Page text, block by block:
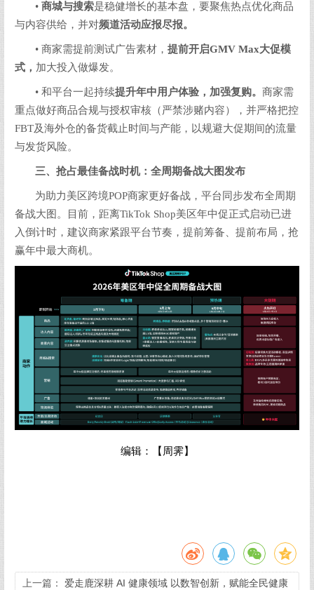
•商城与搜索是稳健增长的基本盘，要聚焦热点优化商品
与内容供给，并对频道活动应报尽报。
• 商家需提前测试广告素材，提前开启GMV Max大促模
式， 加大投入做爆发。
• 和平台一起持续提升年中用户体验，加强复购。商家需
重点做好商品合规与授权审核（严禁涉赌内容），并严格把控
FBT及海外仓的备货截止时间与产能，以规避大促期间的流量
与发货风险。
三、抢占最佳备战时机：全周期备战大图发布
为助力美区跨境POP商家更好备战，平台同步发布全周期
备战大图。目前，距离TikTok Shop美区年中促正式启动已进
入倒计时，建议商家紧跟平台节奏，提前筹备、提前布局，抢
赢年中最大商机。
编辑：【周霁】
上一篇： 爱走鹿深耕 AI 健康领域 以数智创新，赋能全民健康